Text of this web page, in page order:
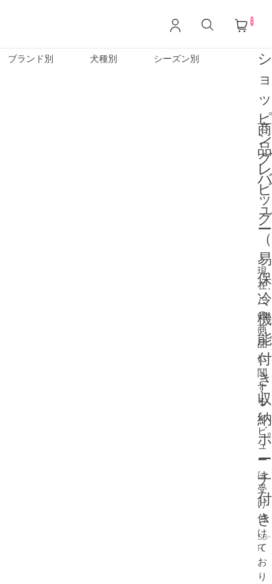
0
ブランド別 犬種別
シーズン別
易
保
冷
機
能
付
収
納
ー
付
SB-
H
商
品
レ
ビ
ュ
ー
現
在
こ
の
商
品
に
関
す
る
レ
ビ
ュ
ー
は
受
け
付
け
て
お
り